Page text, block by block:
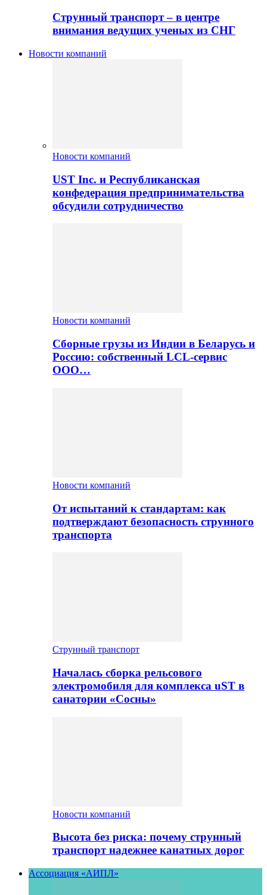
Струнный транспорт – в центре
внимания ведущих ученых из СНГ
Новости компаний
Новости компаний
UST Inc. и Республиканская
конфедерация предпринимательства
обсудили сотрудничество
Новости компаний
Сборные грузы из Индии в Беларусь и
Россию: собственный LCL-сервис
ООО…
Новости компаний
От испытаний к стандартам: как
подтверждают безопасность струнного
транспорта
Струнный транспорт
Началась сборка рельсового
электромобиля для комплекса uST в
санатории «Сосны»
Новости компаний
Высота без риска: почему струнный
транспорт надежнее канатных дорог
Ассоциация «АИПЛ»